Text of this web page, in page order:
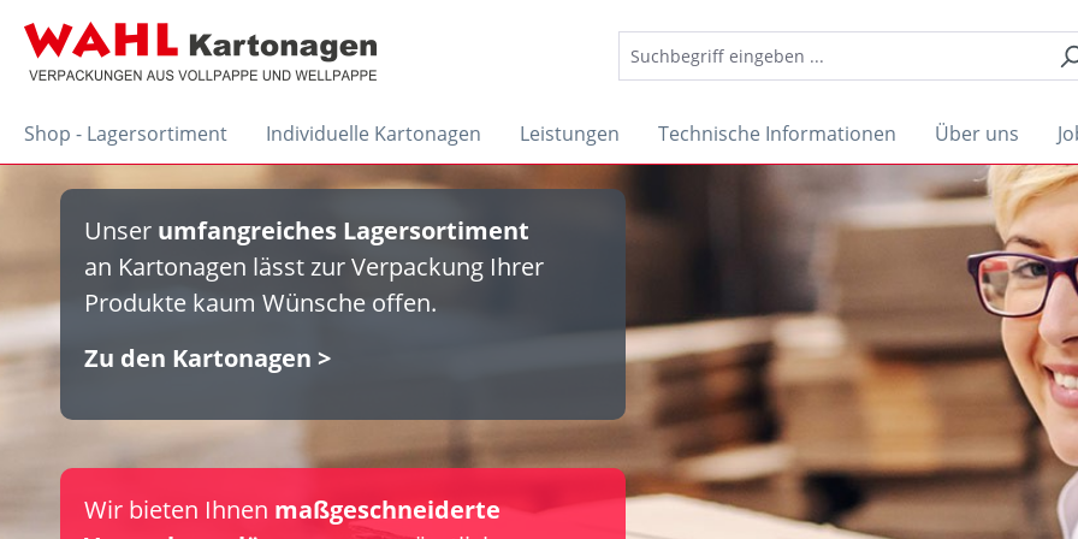
Shop - Lagersortiment Individuelle Kartonagen Leistungen Technische Informationen Über uns
Unser umfangreiches Lagersortiment
an Kartonagen lässt zur Verpackung Ihrer
Produkte kaum Wünsche offen.
Zu den Kartonagen >
Wir bieten Ihnen maßgeschneiderte